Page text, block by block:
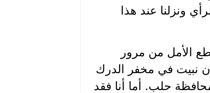
ونزلنا عند هذا
الأمل من مرور
أن نبيت في مخفر الدرك
حلب. أما أنا فقد